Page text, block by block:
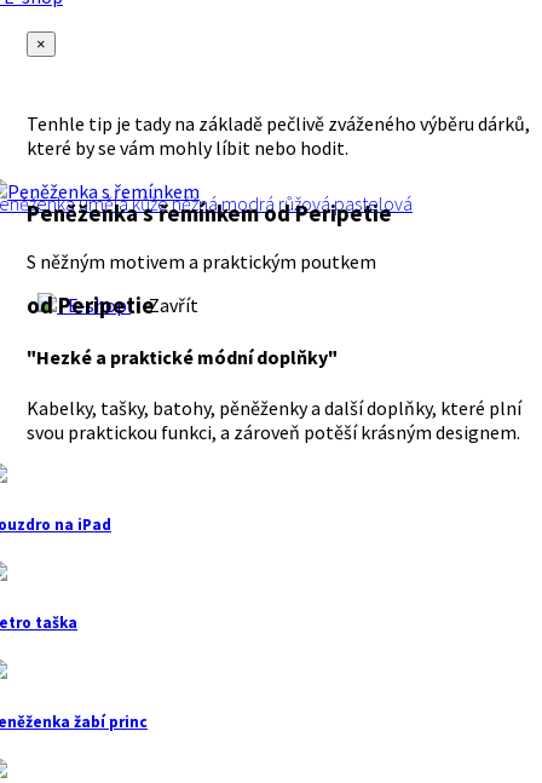
×
Tenhle tip je tady na základě pečlivě zváženého výběru dárků,
které by se vám mohly líbit nebo hodit.
umělá kůženěžná modrá růžovápastelová
Peněženka s řemínkemod Peripetie
S něžným motivem a praktickým poutkem
E-shop Zavřít
od Peripetie
"Hezké a praktické módní doplňky"
Kabelky, tašky, batohy, pěněženky a další doplňky, které plní
svou praktickou funkci, a zároveň potěší krásným designem.
na iPad
taška
žabí princ